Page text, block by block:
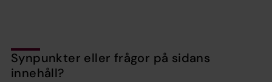
Synpunkter eller frågor på sidans
innehåll?